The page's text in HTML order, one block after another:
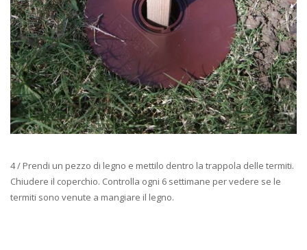
4 / Prendi un pezzo di legno e mettilo dentro la trappola delle termiti.
Chiudere il coperchio. Controlla ogni 6 settimane per vedere se le
termiti sono venute a mangiare il legno.